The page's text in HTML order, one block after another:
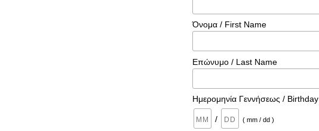
Όνομα / First Name
Επώνυμο / Last Name
Ημερομηνία Γεννήσεως / Birthday
/ ( mm / dd )